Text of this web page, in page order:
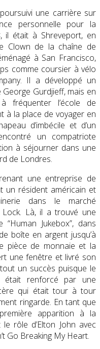
une carrière sur
personnelle pour la
il était à Shreveport, en
Clown de la chaîne de
à San Francisco,
comme coursier à vélo
Il a développé un
Gurdjieff, mais en
fréquenter l’école de
à la place de voyager en
d’imbécile et d’un
un compatriote
à séjourner dans une
de Londres.
une entreprise de
un résident américain et
dans le marché
Là, il a trouvé une
Jukebox”, dans
boîte en argent jusqu’à
pièce de monnaie et la
une fenêtre et livré son
un succès puisque le
était renforcé par une
qui était tour à tour
ringarde. En tant que
apparition à la
rôle d’Elton John avec
Go Breaking My Heart.